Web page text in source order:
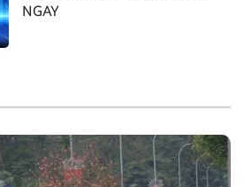
NGAY